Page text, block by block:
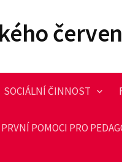
SOCIÁLNÍ ČINNOST
POMOCI PRO